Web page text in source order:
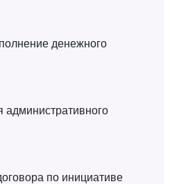
денежного
административного
по инициативе